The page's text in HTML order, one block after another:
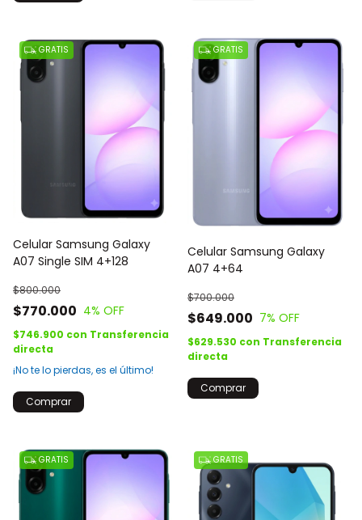
GRATIS
Celular Samsung Galaxy
A07 Single SIM 4+128
$770.000
$800.000
4% OFF
$746.900 con Transferencia
directa
¡No te lo pierdas, es el último!
Comprar
GRATIS
Celular Samsung Galaxy
A07 4+64
$649.000
$700.000
7% OFF
$629.530 con Transferencia
directa
Comprar
GRATIS GRATIS